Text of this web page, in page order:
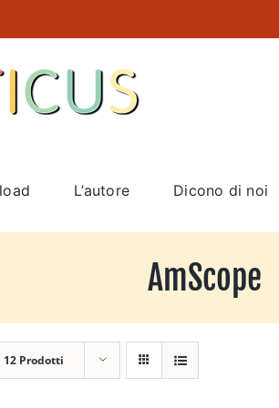
L’autore Dicono di noi
AmScope
12 Prodotti